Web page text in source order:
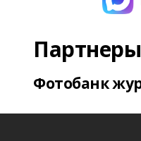
Партнеры
Фотобанк